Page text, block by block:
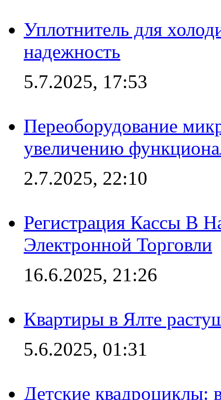
Уплотнитель для
надежность
5.7.2025, 17:53
Переоборудование
увеличению
2.7.2025, 22:10
Регистрация Кассы В
Электронной Торговли
16.6.2025, 21:26
Квартиры в Ялте
5.6.2025, 01:31
Детские квадроциклы: